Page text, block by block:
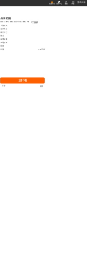
收藏本站 创作中心 收藏 充值
登录 |注册
高清贴图
ID: 1974005455973306370 复制
上传时间
文件大小
图片尺寸
格式
品牌贴图
无缝贴图
授权
价格 0.00艺币
立即下载
分享 举报